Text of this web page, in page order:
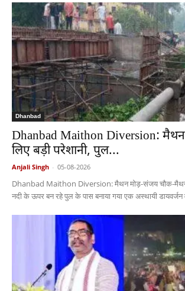
Dhanbad
Dhanbad Maithon Diversion:
लिए बड़ी परेशानी, पुल...
Anjali Singh - 05-08-2026
Dhanbad Maithon Diversion: मैथन मोड़-संजय चौक-
नदी के ऊपर बन रहे पुल के पास बनाया गया एक अस्थायी